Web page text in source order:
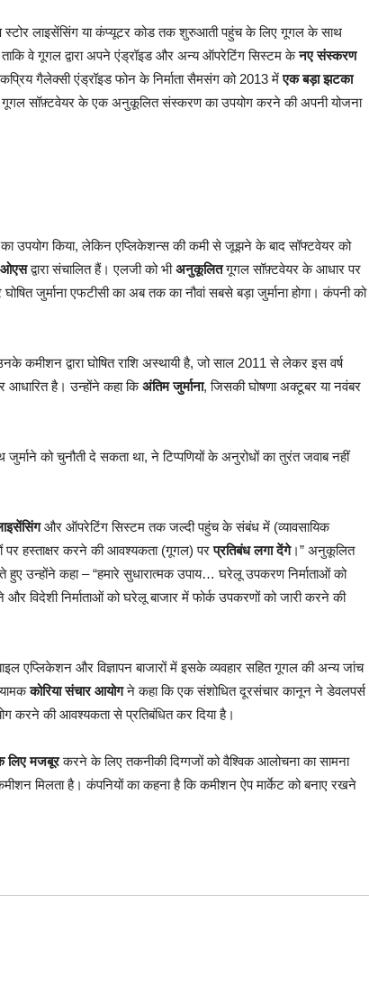
स्टोर लाइसेंसिंग या कंप्यूटर कोड तक शुरुआती पहुंच के लिए गूगल के साथ
वे गूगल द्वारा अपने एंड्रॉइड और अन्य ऑपरेटिंग सिस्टम केनए संस्करण
गैलेक्सी एंड्रॉइड फोन के निर्माता सैमसंग को 2013 मेंएक बड़ा झटका
गूगल सॉफ़्टवेयर के एक अनुकूलित संस्करण का उपयोग करने की अपनी योजना
उपयोग किया, लेकिन एप्लिकेशन्स की कमी से जूझने के बाद सॉफ्टवेयर को
ओएसद्वारा संचालित हैं। एलजी को भीअनुकूलितगूगल सॉफ़्टवेयर के आधार पर
जुर्माना एफटीसी का अब तक का नौवां सबसे बड़ा जुर्माना होगा। कंपनी को
कमीशन द्वारा घोषित राशि अस्थायी है, जो साल 2011 से लेकर इस वर्ष
आधारित है। उन्होंने कहा किअंतिम जुर्माना, जिसकी घोषणा अक्टूबर या नवंबर
को चुनौती दे सकता था, ने टिप्पणियों के अनुरोधों का तुरंत जवाब नहीं
और ऑपरेटिंग सिस्टम तक जल्दी पहुंच के संबंध में (व्यावसायिक
पर हस्ताक्षर करने की आवश्यकता (गूगल) परप्रतिबंध लगा देंगे।” अनुकूलित
हुए उन्होंने कहा – “हमारे सुधारात्मक उपाय… घरेलू उपकरण निर्माताओं को
विदेशी निर्माताओं को घरेलू बाजार में फोर्क उपकरणों को जारी करने की
एप्लिकेशन और विज्ञापन बाजारों में इसके व्यवहार सहित गूगल की अन्य जांच
कोरिया संचार आयोगने कहा कि एक संशोधित दूरसंचार कानून ने डेवलपर्स
करने की आवश्यकता से प्रतिबंधित कर दिया है।
लिए मजबूरकरने के लिए तकनीकी दिग्गजों को वैश्विक आलोचना का सामना
मिलता है। कंपनियों का कहना है कि कमीशन ऐप मार्केट को बनाए रखने